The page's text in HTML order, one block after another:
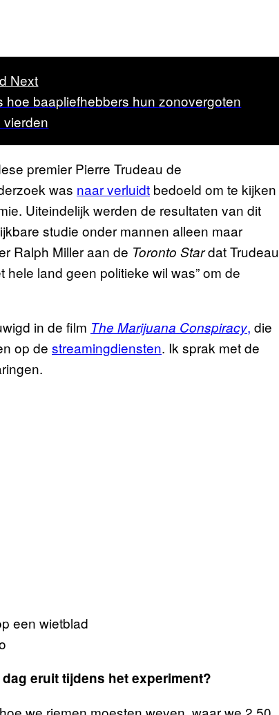
Next
hoe baapliefhebbers hun zonovergoten
vierden
premier Pierre Trudeau de
was naar verluidt bedoeld om te kijken
Uiteindelijk werden de resultaten van dit
studie onder mannen alleen maar
Ralph Miller aan de Toronto Stardat Trudeau
hele land geen politieke wil was” om de
in de film The Marijuana Conspiracy, die
op de streamingdiensten. Ik sprak met de
eruit tijdens het experiment?